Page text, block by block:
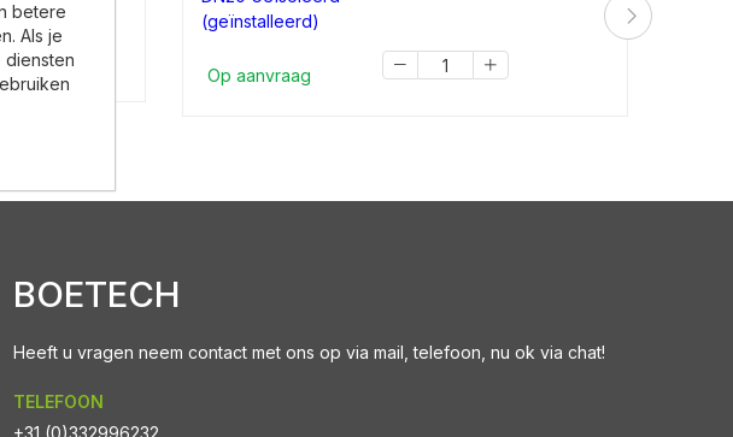
Op aanvraag
BOETECH
Heeft u vragen neem contact met ons op via mail, telefoon, nu ok via chat!
TELEFOON
betere
Als je
diensten